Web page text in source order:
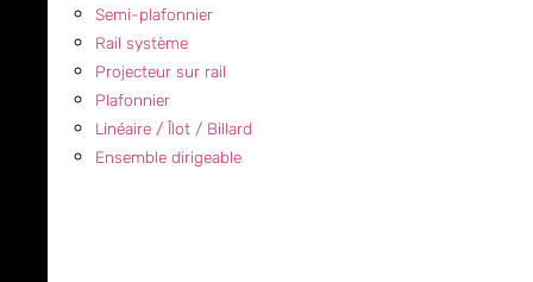
Semi-plafonnier
Rail système
Projecteur sur rail
Plafonnier
Linéaire / Îlot / Billard
Ensemble dirigeable